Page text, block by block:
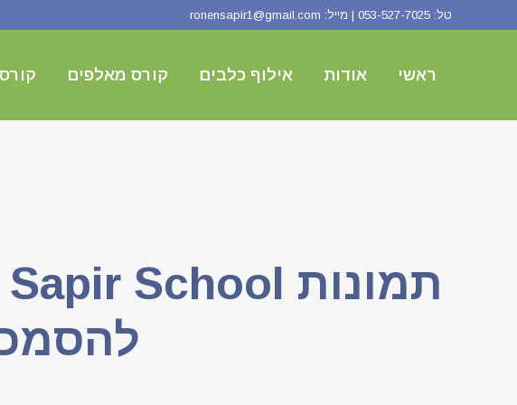
טל: 053-527-7025 | מייל: ronensapir1@gmail.com
ראשי אודות אילוף כלבים קורס מאלפים